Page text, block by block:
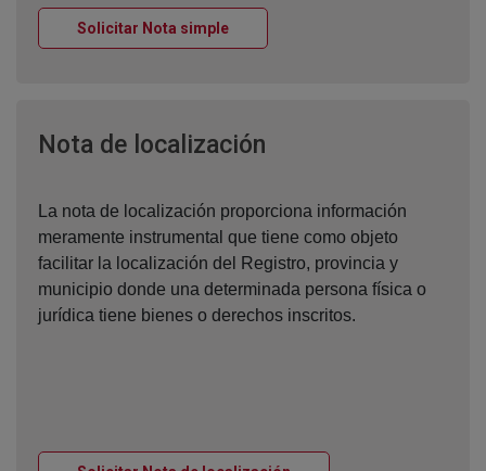
Solicitar Nota simpleVentana nueva
Nota de localización
La nota de localización proporciona información
meramente instrumental que tiene como objeto
facilitar la localización del Registro, provincia y
municipio donde una determinada persona física o
jurídica tiene bienes o derechos inscritos.